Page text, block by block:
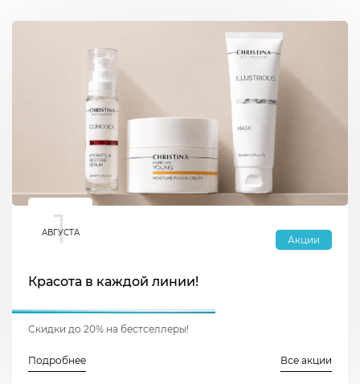
1
АВГУСТА
Акции
Красота в каждой линии!
Скидки до 20% на бестселлеры!
Подробнее Все акции